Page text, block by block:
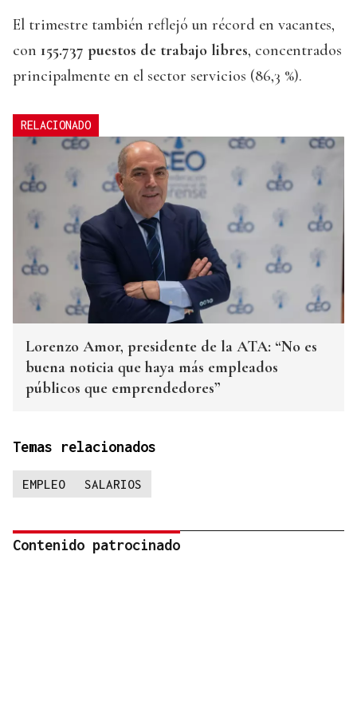
El trimestre también reflejó un récord en vacantes,
con 155.737 puestos de trabajo libres, concentrados
principalmente en el sector servicios (86,3 %).
RELACIONADO
Lorenzo Amor, presidente de la ATA: “No es
buena noticia que haya más empleados
públicos que emprendedores”
Temas relacionados
EMPLEO SALARIOS
Contenido patrocinado